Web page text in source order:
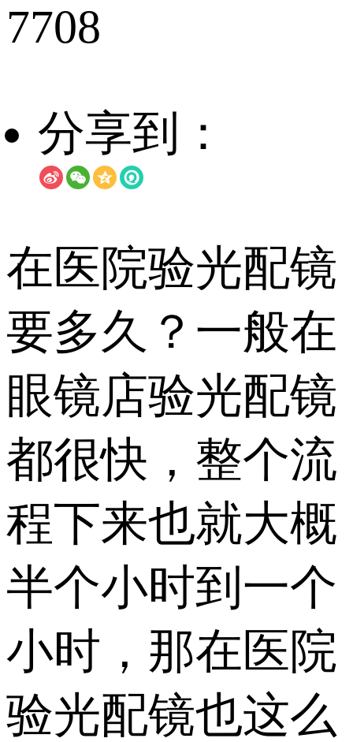
7708
分享到：
在医院验光配镜
要多久？一般在
眼镜店验光配镜
都很快，整个流
程下来也就大概
半个小时到一个
小时，那在医院
验光配镜也这么